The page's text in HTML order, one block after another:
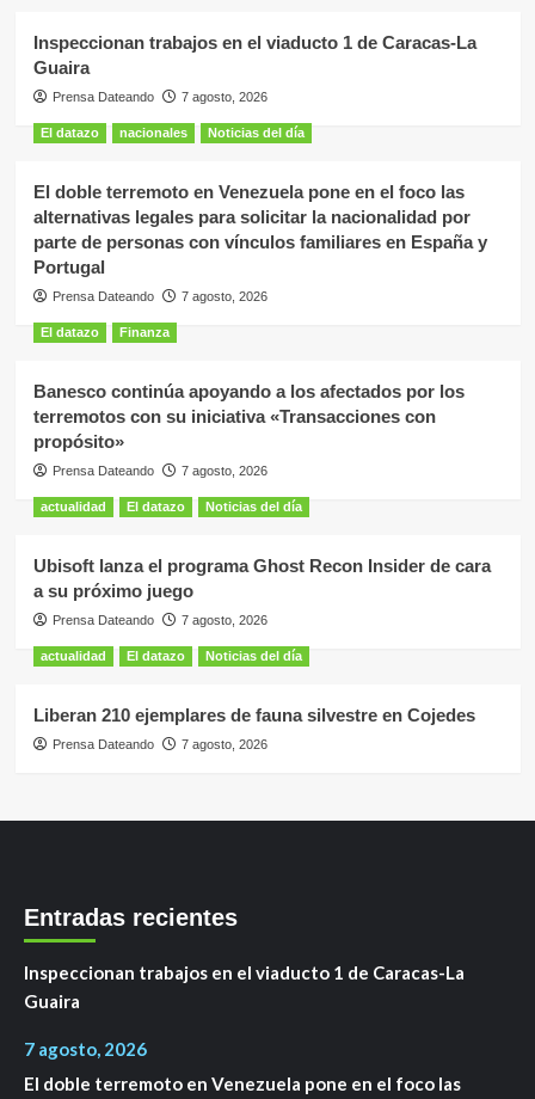
Inspeccionan trabajos en el viaducto 1 de Caracas-La
Guaira
Prensa Dateando 7 agosto, 2026
El datazo nacionales Noticias del día
El doble terremoto en Venezuela pone en el foco las
alternativas legales para solicitar la nacionalidad por
parte de personas con vínculos familiares en España y
Portugal
Prensa Dateando 7 agosto, 2026
El datazo Finanza
Banesco continúa apoyando a los afectados por los
terremotos con su iniciativa «Transacciones con
propósito»
Prensa Dateando 7 agosto, 2026
actualidad El datazo Noticias del día
Ubisoft lanza el programa Ghost Recon Insider de cara
a su próximo juego
Prensa Dateando 7 agosto, 2026
actualidad El datazo Noticias del día
Liberan 210 ejemplares de fauna silvestre en Cojedes
Prensa Dateando 7 agosto, 2026
Entradas recientes
Inspeccionan trabajos en el viaducto 1 de Caracas-La
Guaira
7 agosto, 2026
El doble terremoto en Venezuela pone en el foco las